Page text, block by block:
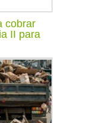
cobrar
II para